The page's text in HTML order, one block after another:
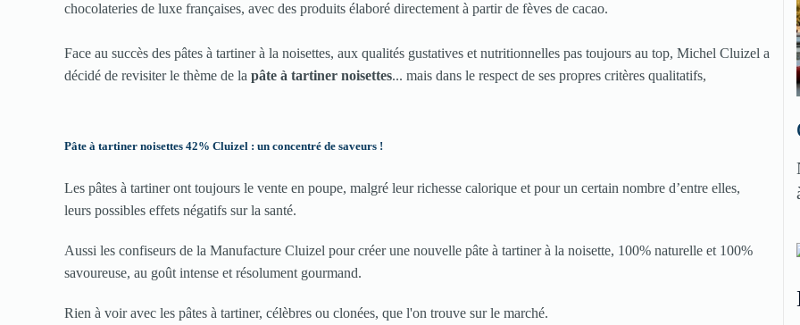
chocolateries de luxe françaises, avec des produits élaboré directement à partir de fèves de cacao.
Face au succès des pâtes à tartiner à la noisettes, aux qualités gustatives et nutritionnelles pas toujours au top, Michel Cluizel a
décidé de revisiter le thème de la pâte à tartiner noisettes... mais dans le respect de ses propres critères qualitatifs,
Pâte à tartiner noisettes 42% Cluizel : un concentré de saveurs !
Les pâtes à tartiner ont toujours le vente en poupe, malgré leur richesse calorique et pour un certain nombre d’entre elles,
leurs possibles effets négatifs sur la santé.
Aussi les confiseurs de la Manufacture Cluizel pour créer une nouvelle pâte à tartiner à la noisette, 100% naturelle et 100%
savoureuse, au goût intense et résolument gourmand.
Rien à voir avec les pâtes à tartiner, célèbres ou clonées, que l'on trouve sur le marché.